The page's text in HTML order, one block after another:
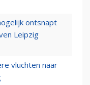
ontsnapt
Leipzig
vluchten naar